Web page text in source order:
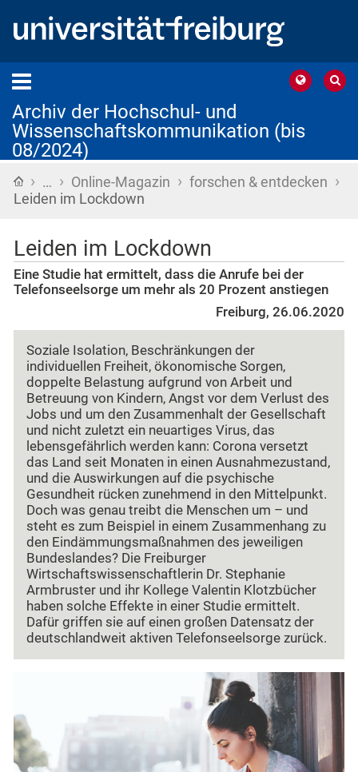
Archiv der Hochschul- und
Wissenschaftskommunikation (bis
08/2024)
Startseite
› … › Online-Magazin › forschen & entdecken ›
Leiden im Lockdown
Leiden im Lockdown
Eine Studie hat ermittelt, dass die Anrufe bei der
Telefonseelsorge um mehr als 20 Prozent anstiegen
Freiburg, 26.06.2020
Soziale Isolation, Beschränkungen der
individuellen Freiheit, ökonomische Sorgen,
doppelte Belastung aufgrund von Arbeit und
Betreuung von Kindern, Angst vor dem Verlust des
Jobs und um den Zusammenhalt der Gesellschaft
und nicht zuletzt ein neuartiges Virus, das
lebensgefährlich werden kann: Corona versetzt
das Land seit Monaten in einen Ausnahmezustand,
und die Auswirkungen auf die psychische
Gesundheit rücken zunehmend in den Mittelpunkt.
Doch was genau treibt die Menschen um – und
steht es zum Beispiel in einem Zusammenhang zu
den Eindämmungsmaßnahmen des jeweiligen
Bundeslandes? Die Freiburger
Wirtschaftswissenschaftlerin Dr. Stephanie
Armbruster und ihr Kollege Valentin Klotzbücher
haben solche Effekte in einer Studie ermittelt.
Dafür griffen sie auf einen großen Datensatz der
deutschlandweit aktiven Telefonseelsorge zurück.